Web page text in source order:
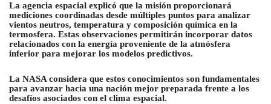
La agencia espacial explicó que la misión proporcionará
mediciones coordinadas desde múltiples puntos para analizar
vientos neutros, temperatura y composición química en la
termosfera. Estas observaciones permitirán incorporar datos
relacionados con la energía proveniente de la atmósfera
inferior para mejorar los modelos predictivos.
La NASA considera que estos conocimientos son fundamentales
para avanzar hacia una nación mejor preparada frente a los
desafíos asociados con el clima espacial.